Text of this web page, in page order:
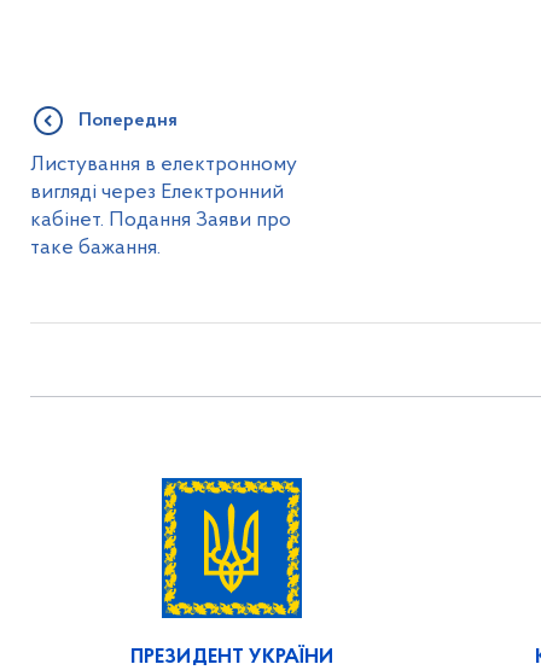
Попередня
Листування в електронному
вигляді через Електронний
кабінет. Подання Заяви про
таке бажання.
ПРЕЗИДЕНТ УКРАЇНИ